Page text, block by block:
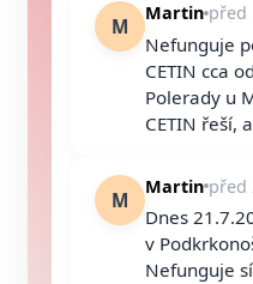
M
Martin před
Nefunguje
CETIN cca
Polerady u
CETIN řeší,
M
Martin před
Dnes
v
Nefunguje